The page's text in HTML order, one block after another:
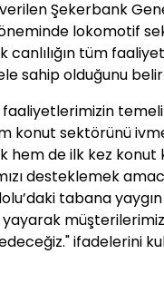
Şekerbank
lokomotif
tüm
sahip olduğunu
faaliyetlerimizin
konut sektörünü
hem de ilk kez konut
desteklemek
tabana
ifadelerini